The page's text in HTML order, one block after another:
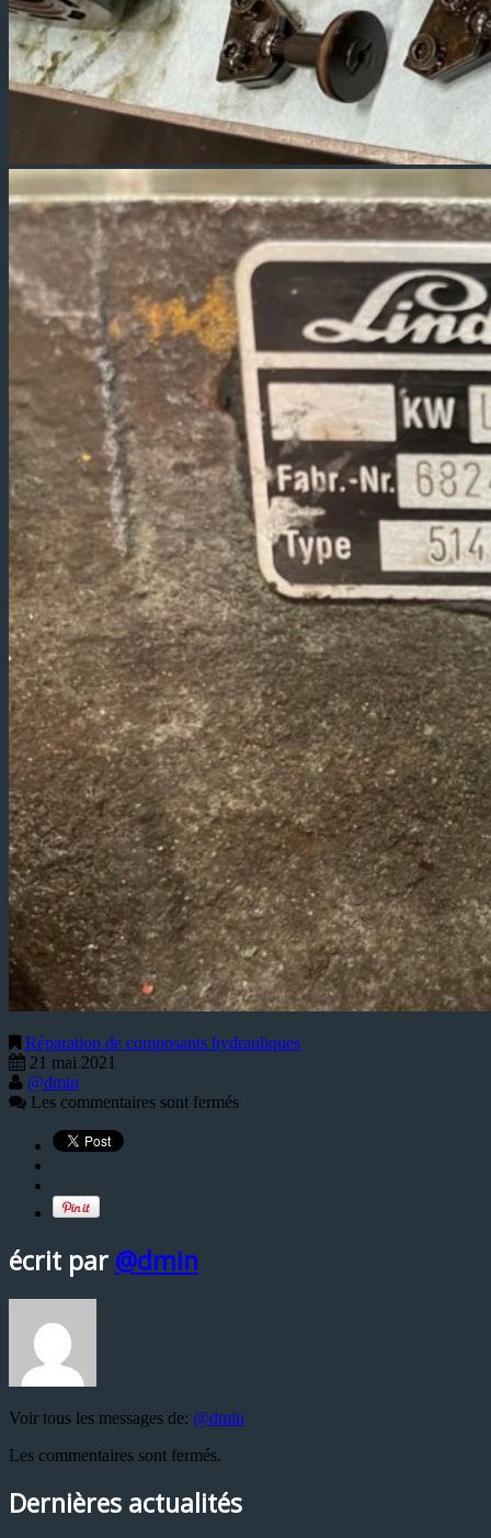
Réparation de composants hydrauliques
21 mai 2021
@dmin
Les commentaires sont fermés
écrit par @dmin
Voir tous les messages de: @dmin
Les commentaires sont fermés.
Dernières actualités